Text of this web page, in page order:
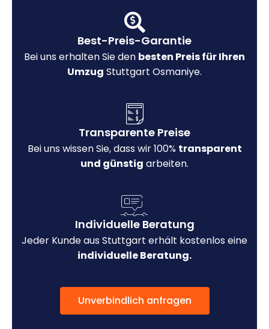
Best-Preis-Garantie
Bei uns erhalten Sie den besten Preis für Ihren
Umzug Stuttgart Osmaniye.
Transparente Preise
Bei uns wissen Sie, dass wir 100% transparent
und günstig arbeiten.
Individuelle Beratung
Jeder Kunde aus Stuttgart erhält kostenlos eine
individuelle Beratung.
Unverbindlich anfragen